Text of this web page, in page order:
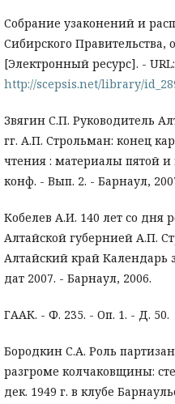
Собрание узаконений и
Сибирского Правительства,
[Электронный ресурс]. - URL:
http://scepsis.net/library/
Звягин С.П. Руководитель
гг. А.П. Строльман: конец
чтения : материалы пятой
конф. - Вып. 2. - Барнаул,
Кобелев А.И. 140 лет со
Алтайской губернией А.П.
Алтайский край
дат 2007. - Барнаул, 2006.
ГААК. - Ф. 235. - Оп. 1. - Д. 50.
Бородкин С.А. Роль
разгроме колчаковщины:
дек. 1949 г. в клубе